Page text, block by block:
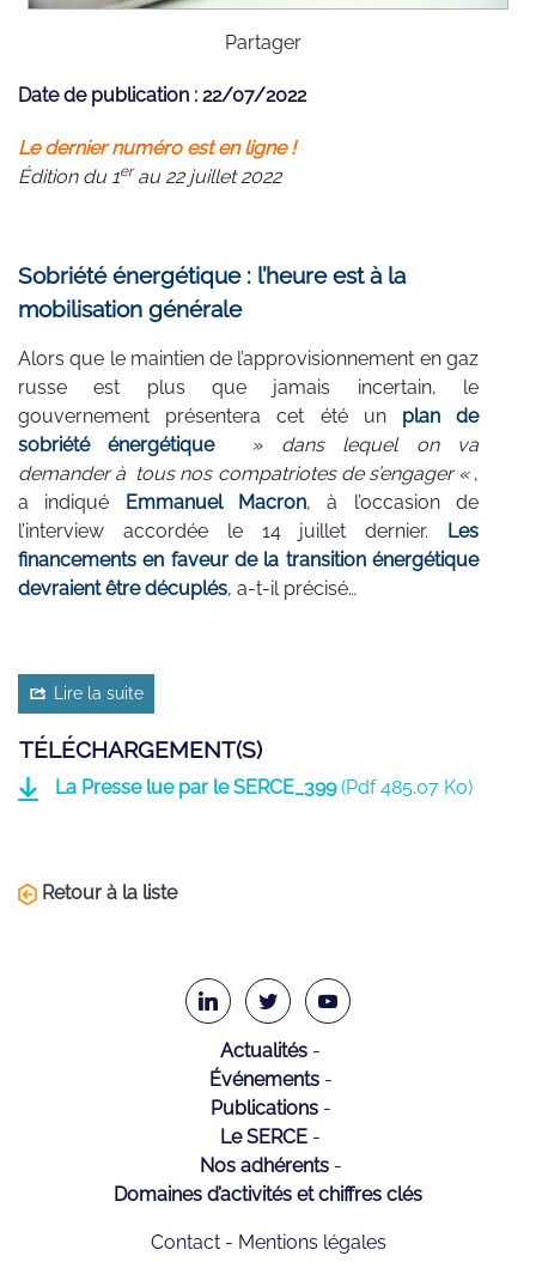
Partager
Date de publication : 22/07/2022
Le dernier numéro est en ligne !
Édition du 1erau 22 juillet 2022
Sobriété énergétique : l’heure est à la
mobilisation générale
Alors que le maintien de l’approvisionnement en gaz
russe est plus que jamais incertain, le
gouvernement présentera cet été un
plan de
sobriété énergétique
» dans lequel on va
demander à tous nos compatriotes de s’engager « ,
a indiqué Emmanuel Macron, à l’occasion de
l’interview accordée le 14 juillet dernier. Les
financements en faveur de la transition énergétique
devraientêtre décuplés, a-t-il précisé…
Lire la suite
TÉLÉCHARGEMENT(S)
La Presse lue par le SERCE_399(Pdf485.07 Ko)
Retour à la liste
Actualités
Événements
Publications
Le SERCE
Nos adhérents
Domaines d’activités et chiffres clés
Contact Mentions légales